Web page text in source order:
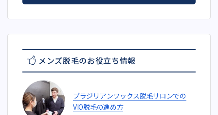
メンズ脱毛のお役立ち情報
ブラジリアンワックス脱毛サロンでの
VIO脱毛の進め方